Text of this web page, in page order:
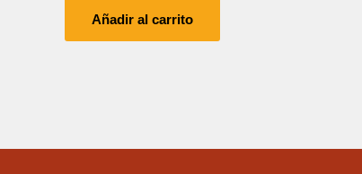
Añadir al carrito